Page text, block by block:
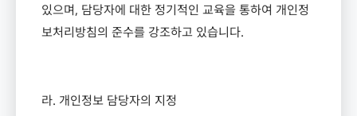
있으며, 담당자에 대한 정기적인 교육을 통하여 개인정
보처리방침의 준수를 강조하고 있습니다.
라. 개인정보 담당자의 지정